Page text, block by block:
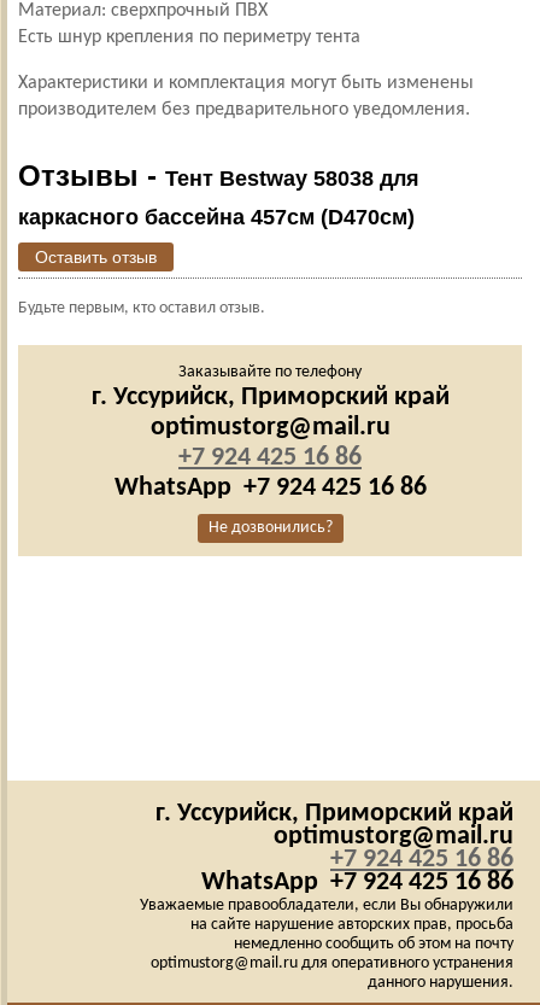
Материал: сверхпрочный ПВХ
Есть шнур крепления по периметру тента
Характеристики и комплектация могут быть изменены
производителем без предварительного уведомления.
Отзывы - Тент Bestway 58038 для
каркасного бассейна 457см (D470см)
Оставить отзыв
Будьте первым, кто оставил отзыв.
Заказывайте по телефону
г. Уссурийск, Приморский край
optimustorg@mail.ru
+7 924 425 16 86
WhatsApp +7 924 425 16 86
Не дозвонились?
г. Уссурийск, Приморский край
optimustorg@mail.ru
+7 924 425 16 86
WhatsApp +7 924 425 16 86
Уважаемые правообладатели, если Вы обнаружили
на сайте нарушение авторских прав, просьба
немедленно сообщить об этом на почту
optimustorg@mail.ru для оперативного устранения
данного нарушения.